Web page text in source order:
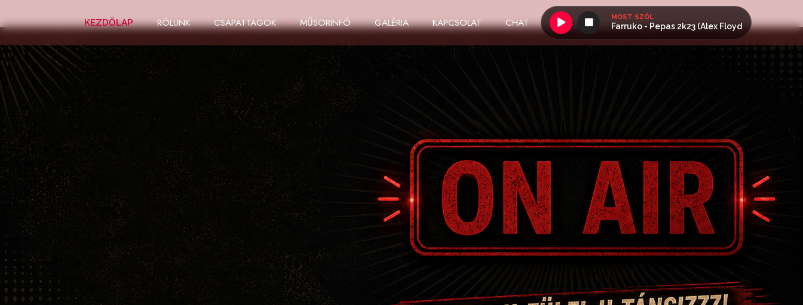
KEZDŐLAP RÓLUNK CSAPATTAGOK MŰSORINFÓ GALÉRIA KAPCSOLAT CHAT MOST SZÓL
Farruko - Pepas 2k23 (Alex Floyd Edit)
KÖSZÖNTÜNK A DFM
RÁDIÓ OLDALÁN